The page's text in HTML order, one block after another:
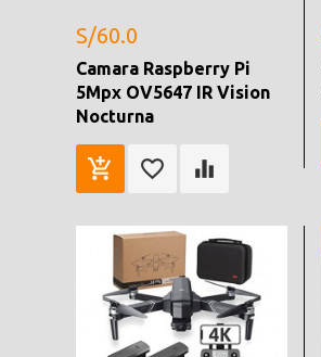
S/60.0
Camara Raspberry Pi
5Mpx OV5647 IR Vision
Nocturna